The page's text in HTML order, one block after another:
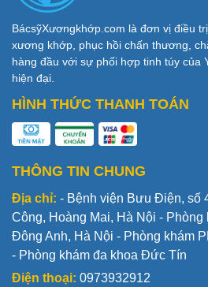
BácsỹXươngkhớp.com là đơn vị điều
xương khớp, phục hồi chấn thương,
hàng đầu với sự phối hợp tinh túy của
hiện đại.
HÌNH THỨC THANH TOÁN
THÔNG TIN CHUNG
Địa chỉ: - Bệnh viện Bưu Điện, số
Công, Hoàng Mai, Hà Nội - Phòng
Đông Anh, Hà Nội - Phòng khám
- Phòng khám đa khoa Đức Tín
Điện thoại: 0973932912